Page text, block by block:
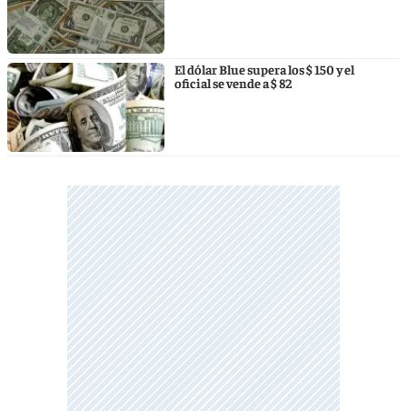
El dólar Blue supera los $ 150 y el
oficial se vende a $ 82